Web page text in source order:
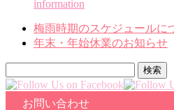
information
梅雨時期のスケジュールに
年末・年始休業のお知らせ
索:
お問い合わせ